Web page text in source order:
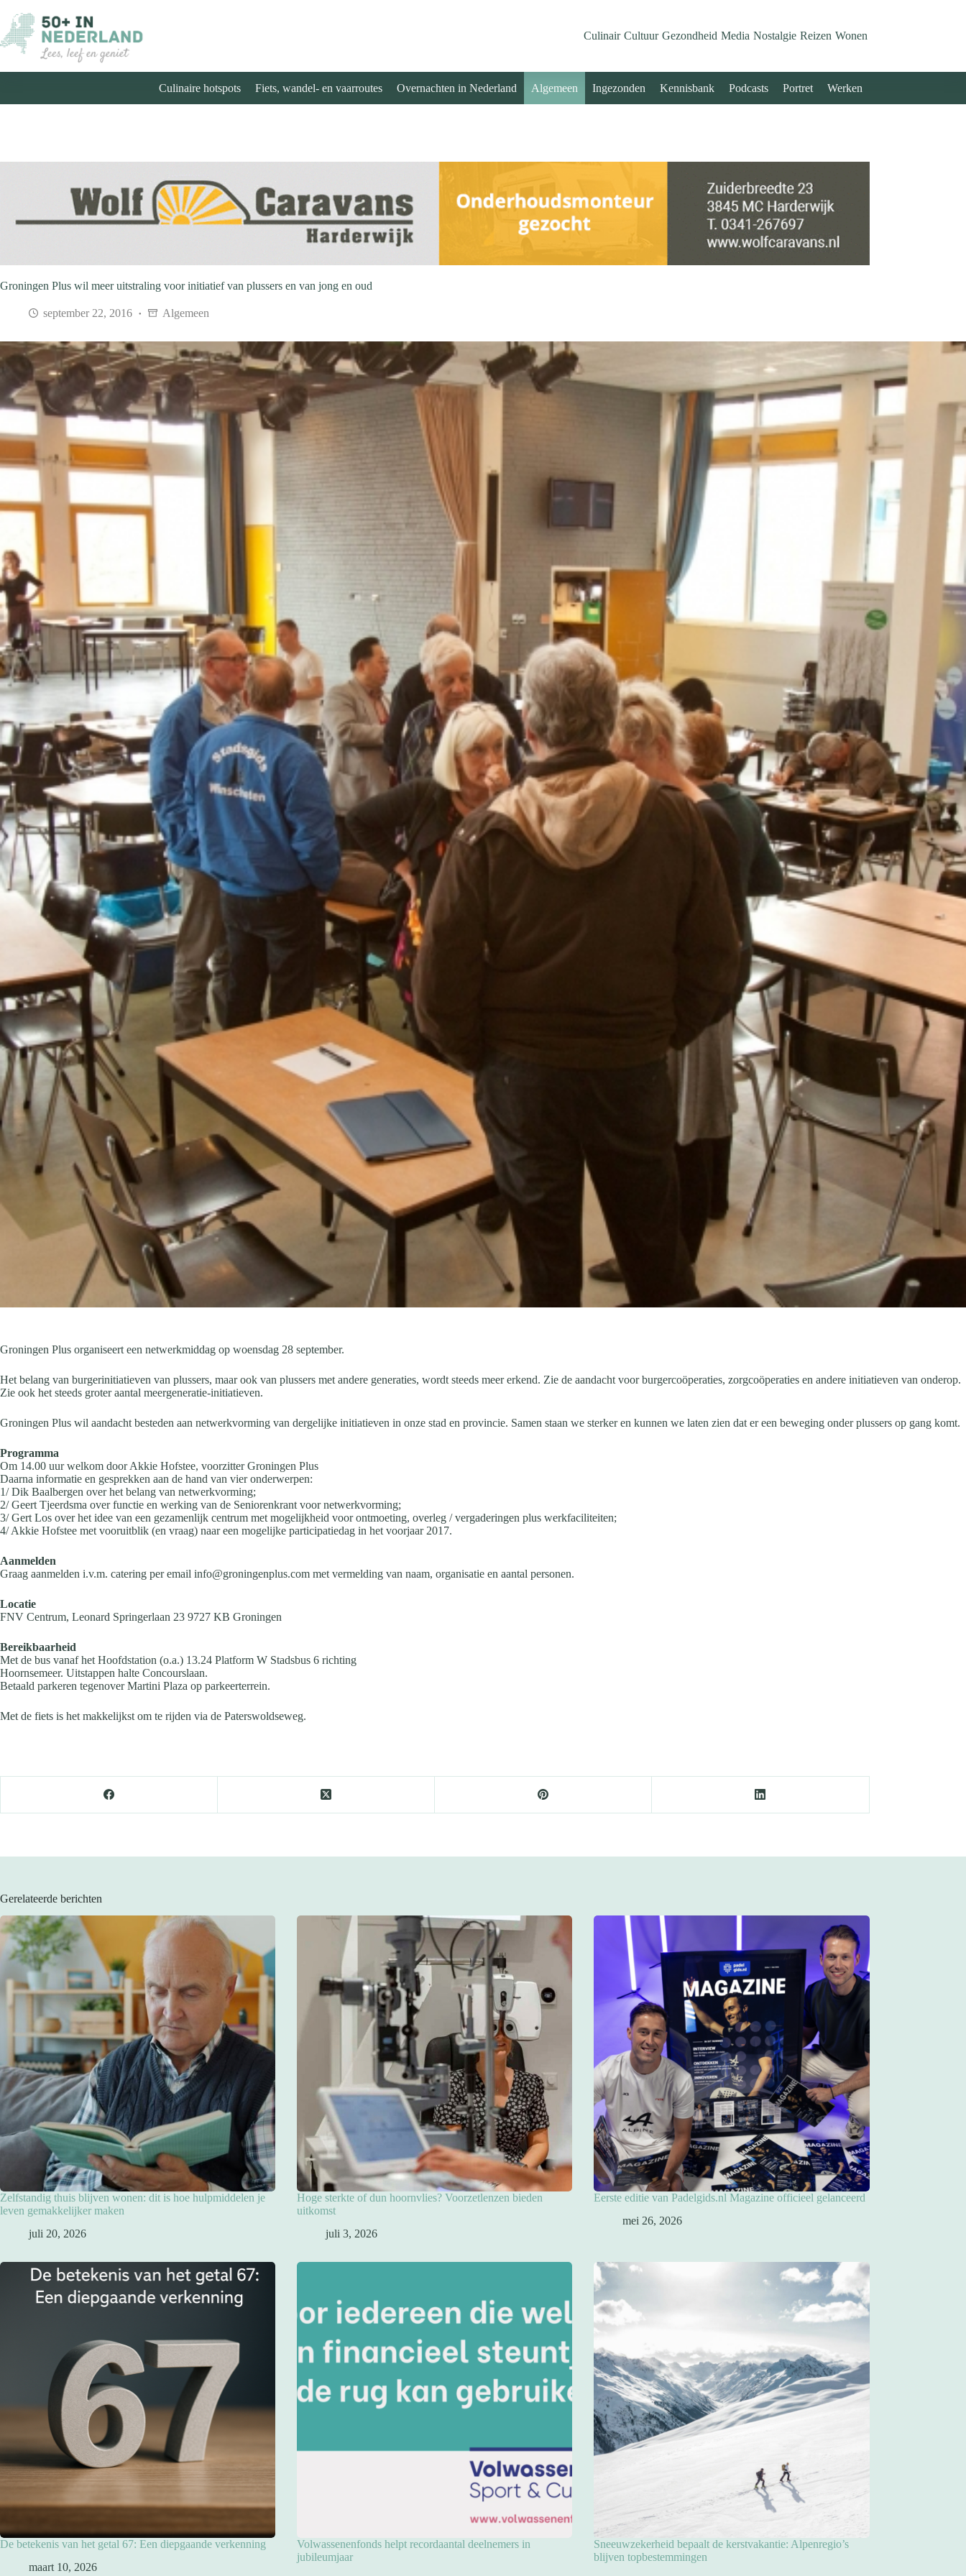
naar
de
inhoud
Culinair Cultuur Gezondheid Media Nostalgie Reizen Wonen
Culinaire hotspots Fiets, wandel- en vaarroutes Overnachten in Nederland Algemeen Ingezonden Kennisbank Podcasts Portret Werken
Groningen Plus wil meer uitstraling voor initiatief van plussers en van jong en oud
september 22, 2016 Algemeen
Groningen Plus organiseert een netwerkmiddag op woensdag 28 september.
Het belang van burgerinitiatieven van plussers, maar ook van plussers met andere generaties, wordt steeds meer erkend. Zie de aandacht voor burgercoöperaties, zorgcoöperaties en andere initiatieven van onderop.
Zie ook het steeds groter aantal meergeneratie-initiatieven.
Groningen Plus wil aandacht besteden aan netwerkvorming van dergelijke initiatieven in onze stad en provincie. Samen staan we sterker en kunnen we laten zien dat er een beweging onder plussers op gang komt.
Programma
Om 14.00 uur welkom door Akkie Hofstee, voorzitter Groningen Plus
Daarna informatie en gesprekken aan de hand van vier onderwerpen:
1/ Dik Baalbergen over het belang van netwerkvorming;
2/ Geert Tjeerdsma over functie en werking van de Seniorenkrant voor netwerkvorming;
3/ Gert Los over het idee van een gezamenlijk centrum met mogelijkheid voor ontmoeting, overleg / vergaderingen plus werkfaciliteiten;
4/ Akkie Hofstee met vooruitblik (en vraag) naar een mogelijke participatiedag in het voorjaar 2017.
Aanmelden
Graag aanmelden i.v.m. catering per email info@groningenplus.com met vermelding van naam, organisatie en aantal personen.
Locatie
FNV Centrum, Leonard Springerlaan 23 9727 KB Groningen
Bereikbaarheid
Met de bus vanaf het Hoofdstation (o.a.) 13.24 Platform W Stadsbus 6 richting
Hoornsemeer. Uitstappen halte Concourslaan.
Betaald parkeren tegenover Martini Plaza op parkeerterrein.
Met de fiets is het makkelijkst om te rijden via de Paterswoldseweg.
Gerelateerde berichten
Zelfstandig thuis blijven wonen: dit is hoe hulpmiddelen je
leven gemakkelijker maken
juli 20, 2026
Hoge sterkte of dun hoornvlies? Voorzetlenzen bieden
uitkomst
juli 3, 2026
Eerste editie van Padelgids.nl Magazine officieel gelanceerd
mei 26, 2026
De betekenis van het getal 67: Een diepgaande verkenning
maart 10, 2026
Volwassenenfonds helpt recordaantal deelnemers in
jubileumjaar
Sneeuwzekerheid bepaalt de kerstvakantie: Alpenregio’s
blijven topbestemmingen